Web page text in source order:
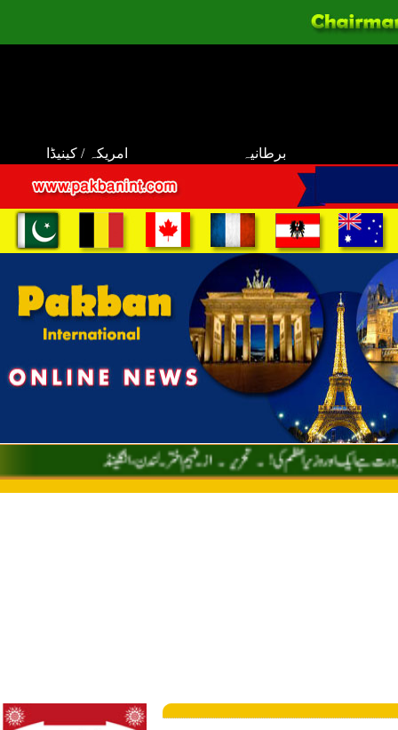
امریکہ / کینیڈا برطانیہ